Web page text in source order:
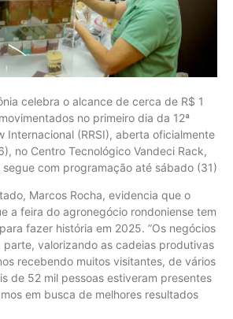
celebra o alcance de cerca de R$ 1
no primeiro dia da 12ª
Internacional (RRSI), aberta oficialmente
no Centro Tecnológico Vandeci Rack,
com programação até sábado (31)
Marcos Rocha, evidencia que o
a feira do agronegócio rondoniense tem
fazer história em 2025. ”Os negócios
valorizando as cadeias produtivas
recebendo muitos visitantes, de vários
de 52 mil pessoas estiveram presentes
em busca de melhores resultados